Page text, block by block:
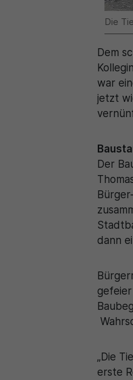
Die
Dem
war
jetzt
Der
dann
„Die
erste